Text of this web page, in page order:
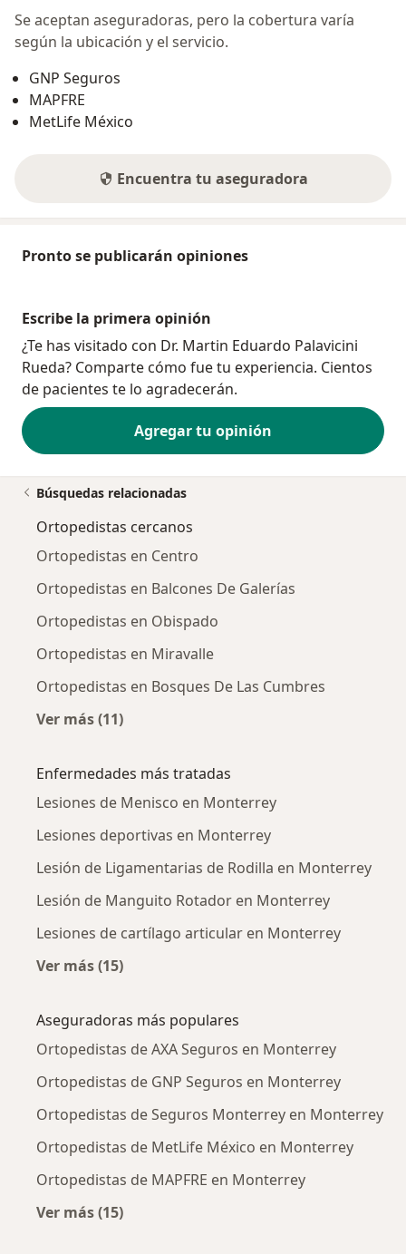
Se aceptan aseguradoras, pero la cobertura varía
según la ubicación y el servicio.
GNP Seguros
MAPFRE
MetLife México
Encuentra tu aseguradora
Pronto se publicarán opiniones
Escribe la primera opinión
¿Te has visitado con Dr. Martin Eduardo Palavicini
Rueda? Comparte cómo fue tu experiencia. Cientos
de pacientes te lo agradecerán.
Agregar tu opinión
Búsquedas relacionadas
Ortopedistas cercanos
Ortopedistas en Centro
Ortopedistas en Balcones De Galerías
Ortopedistas en Obispado
Ortopedistas en Miravalle
Ortopedistas en Bosques De Las Cumbres
Ver más (11)
Enfermedades más tratadas
Lesiones de Menisco en Monterrey
Lesiones deportivas en Monterrey
Lesión de Ligamentarias de Rodilla en Monterrey
Lesión de Manguito Rotador en Monterrey
Lesiones de cartílago articular en Monterrey
Ver más (15)
Aseguradoras más populares
Ortopedistas de AXA Seguros en Monterrey
Ortopedistas de GNP Seguros en Monterrey
Ortopedistas de Seguros Monterrey en Monterrey
Ortopedistas de MetLife México en Monterrey
Ortopedistas de MAPFRE en Monterrey
Ver más (15)